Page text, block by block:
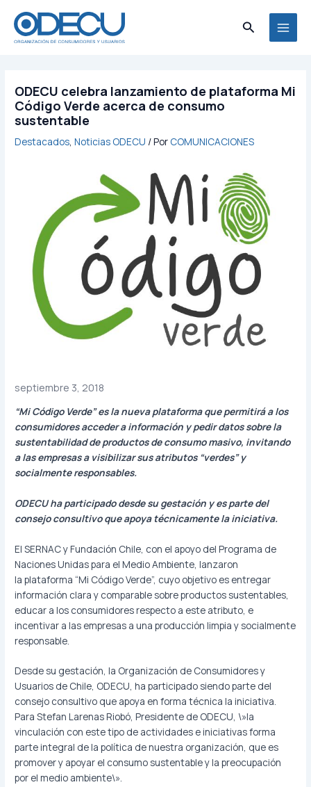
contenido
Buscar
ODECU celebra lanzamiento de plataforma Mi
Código Verde acerca de consumo
sustentable
Destacados,Noticias ODECU / Por COMUNICACIONES
septiembre 3, 2018
“Mi Código Verde” es la nueva plataforma que permitirá a los
consumidores acceder a información y pedir datos sobre la
sustentabilidad de productos de consumo masivo, invitando
a las empresas a visibilizar sus atributos “verdes” y
socialmente responsables.
ODECU ha participado desde su gestación y es parte del
consejo consultivo que apoya técnicamente la iniciativa.
El SERNAC y Fundación Chile, con el apoyo del Programa de
Naciones Unidas para el Medio Ambiente, lanzaron
la plataforma “Mi Código Verde”, cuyo objetivo es entregar
información clara y comparable sobre productos sustentables,
educar a los consumidores respecto a este atributo, e
incentivar a las empresas a una producción limpia y socialmente
responsable.
Desde su gestación, la Organización de Consumidores y
Usuarios de Chile, ODECU, ha participado siendo parte del
consejo consultivo que apoya en forma técnica la iniciativa.
Para Stefan Larenas Riobó, Presidente de ODECU, \»la
vinculación con este tipo de actividades e iniciativas forma
parte integral de la política de nuestra organización, que es
promover y apoyar el consumo sustentable y la preocupación
por el medio ambiente\».